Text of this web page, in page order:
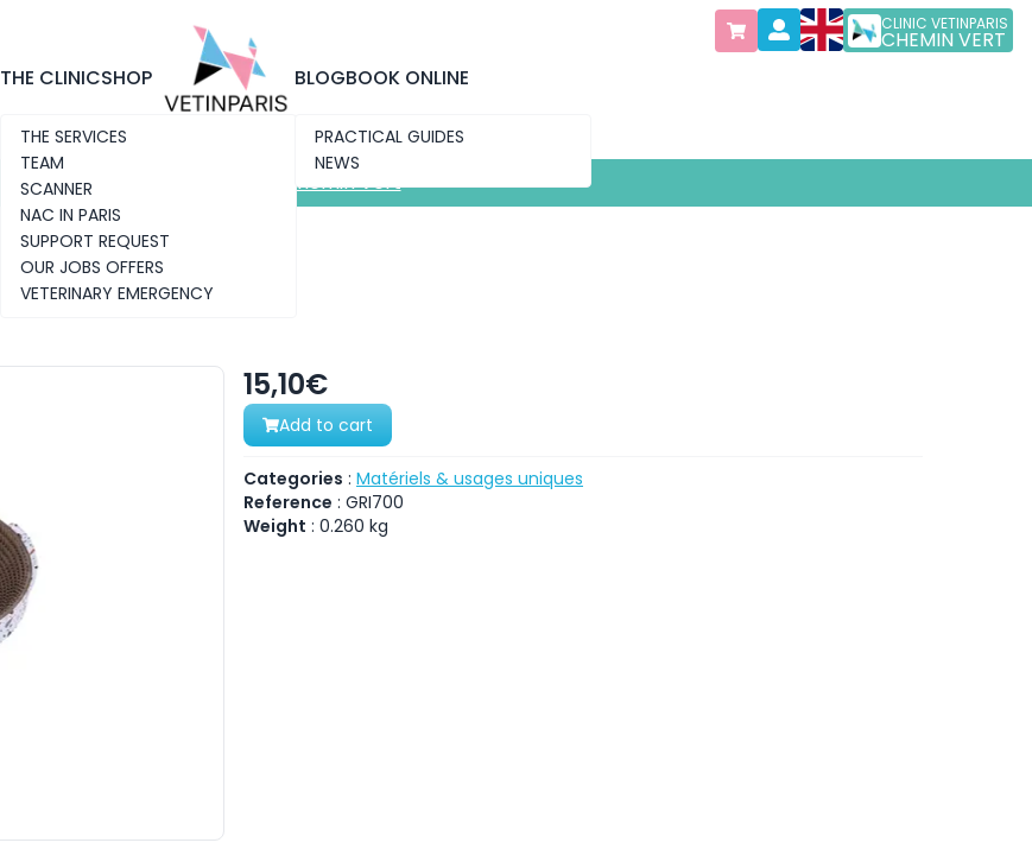
CLINIC VETINPARIS
CHEMIN VERT
THE CLINIC
THE SERVICES
TEAM
SCANNER
NAC IN PARIS
SUPPORT REQUEST
OUR JOBS OFFERS
VETERINARY EMERGENCY
SHOP BLOG
PRACTICAL GUIDES
NEWS
BOOK ONLINE
Discover the new clinic Chemin Vert
Discover the new clinic
15,10€
Add to cart
Categories : Matériels & usages uniques
Reference : GRI700
Weight : 0.260 kg